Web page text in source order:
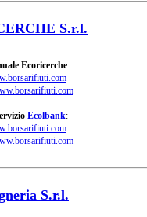
S.r.l.
Ecoricerche:
Ecolbank:
S.r.l.